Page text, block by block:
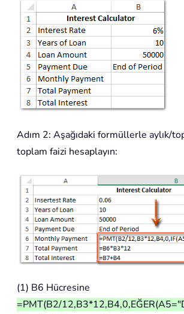
Adım 2: Aşağıdaki formüllerle aylık/
toplam faizi hesaplayın:
(1) B6 Hücresine
=PMT(B2/